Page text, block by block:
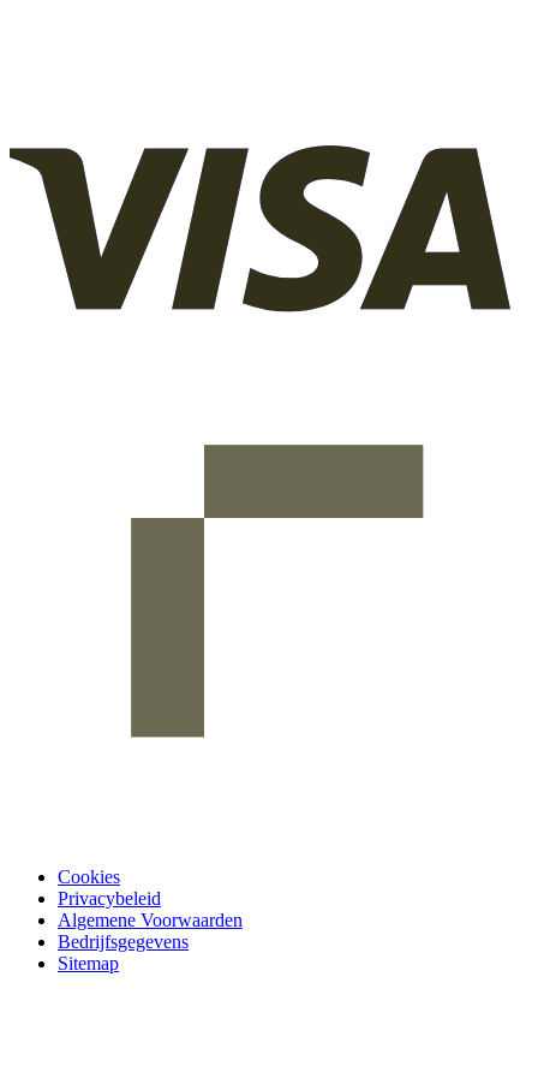
Cookies
Privacybeleid
Algemene Voorwaarden
Bedrijfsgegevens
Sitemap